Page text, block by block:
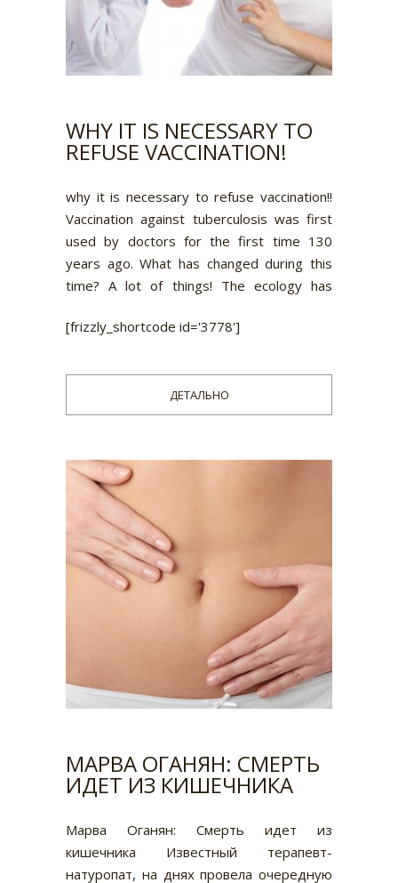
WHY IT IS NECESSARY TO
REFUSE VACCINATION!
why it is necessary to refuse vaccination!!
Vaccination against tuberculosis was first
used by doctors for the first time 130
years ago. What has changed during this
time? A lot of things! The ecology has
of people has decreased many times due
consisting of chemistry, preservatives,
dyes and flavors. Seriously undermined the
immunity and craze pills. Human health 130
compare. With each generation, it gets
worse and worse. And if earlier the
organism coped with vaccination, now this
vaccination is for a weakened organism,
and especially for children, it is nothing but
intentional infection. With which if the body
and cope, but only through the final
destruction of its immune system. What will
lead to irreparable consequences and
incurable diseases. This also applies to all
other vaccinations. 1. A monthly child
weighing
[frizzly_shortcode id='3778']
ДЕТАЛЬНО
МАРВА ОГАНЯН: СМЕРТЬ
ИДЕТ ИЗ КИШЕЧНИКА
Марва Оганян: Смерть идет из
кишечника Известный терапевт-
натуропат, на днях провела очередную